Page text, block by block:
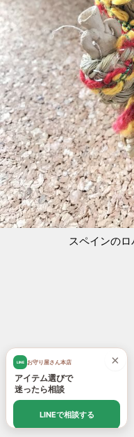
スペインの
×
LINE お守り屋さん本店
アイテム選びで
迷ったら相談
LINEで相談する